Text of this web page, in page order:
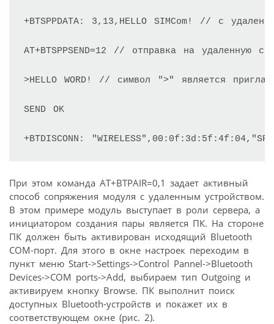
+BTSPPDATA: 3,13,HELLO SIMCom! // с
AT+BTSPPSEND=12 // отправка на удаленную
>HELLO WORD! // символ ">" является
SEND OK
+BTDISCONN:
При этом команда AT+BTPAIR=0,1 задает активный
способ сопряжения модуля с удаленным устройством.
В этом примере модуль выступает в роли сервера, а
инициатором создания пары является ПК. На стороне
ПК должен быть активирован исходящий Bluetooth
COM-порт. Для этого в окне настроек переходим в
пункт меню Start->Settings->Control Pannel->Bluetooth
Devices->COM ports->Add, выбираем тип Outgoing и
активируем кнопку Browse. ПК выполнит поиск
доступных Bluetooth-устройств и покажет их в
соответствующем окне (рис. 2).